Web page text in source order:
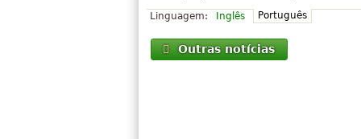
Linguagem: Inglês Português
Outras notícias